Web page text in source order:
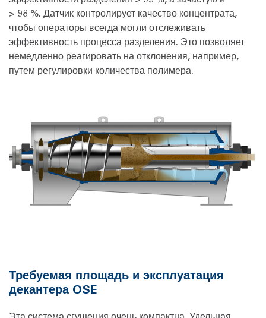
> 98 %. Датчик контролирует качество концентрата,
чтобы операторы всегда могли отслеживать
эффективность процесса разделения. Это позволяет
немедленно реагировать на отклонения, например,
путем регулировки количества полимера.
Требуемая площадь и эксплуатация
декантера OSE